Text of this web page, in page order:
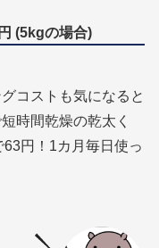
(5kgの場合)
コストも気になると
時間乾燥の乾太く
円！1カ月毎日使っ